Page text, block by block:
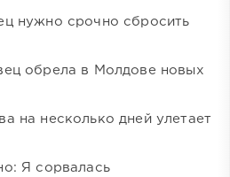
нужно срочно сбросить
обрела в Молдове новых
на несколько дней улетает
Я сорвалась